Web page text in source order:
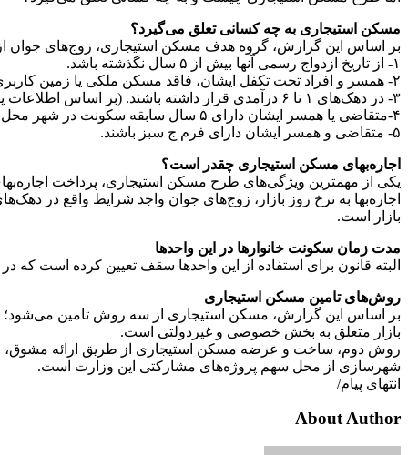
مسکن استیجاری به چه کسانی تعلق می‌گیرد؟
بر اساس این گزارش، گروه هدف مسکن استیجاری، زوج‌های جوان
۱- از تاریخ ازدواج رسمی آنها بیش از ۵ سال نگذشته باشد.
۲- همسر و افراد تحت تکفل ایشان، فاقد مسکن ملکی یا زمین کاربری مسکونی در ۵ سال اخیر در سراسر کشور باشند.
۳- در دهک‌های ۱ تا ۶ درآمدی قرار داشته باشند. (بر اساس اطلاعات پایگاه رفاه ایرانیان)
۴-متقاضی یا همسر ایشان دارای ۵ سال سابقه سکونت در شهر محل تقاضا باشند. (برای ثبت تقاضا در شهر‌های جدید، سابقه سکونت در کل مجموعه شهری مورد تایید است)
۵- متقاضی و همسر ایشان دارای فرم ج سبز باشند.
اجاره‌بهای مسکن استیجاری چقدر است؟
بازار است.
مدت زمان سکونت خانوار‌ها در این واحد‌ها
البته قانون برای استفاده از این واحد‌ها سقف تعیین کرده است که در صورت تمدید سالانه، حداکثر تا ۵
روش‌های تامین مسکن استیجاری
بر اساس این گزارش، مسکن استیجاری از سه روش تامین می‌شود؛
بازار متعلق به بخش خصوصی و غیردولتی است.
روش دوم، ساخت و عرضه مسکن استیجاری از طریق ارائه مشوق،
شهرسازی از محل سهم پروژه‌های مشارکتی این وزارت است.
انتهای پیام/
About Author